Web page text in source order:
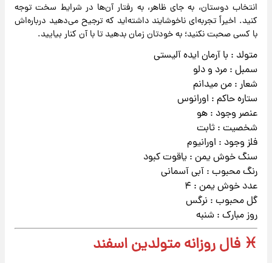
انتخاب دوستان، به جای ظاهر، به رفتار آن‌ها در شرایط سخت توجه
کنید. اخیراً تجربه‌ای ناخوشایند داشته‌اید که ترجیح می‌دهید درباره‌اش
با کسی صحبت نکنید؛ به خودتان زمان بدهید تا با آن کنار بیایید.
متولد : با آرمان ایده آلیستی
سمبل : مرد و دلو
شعار : من میدانم
ستاره حاکم : اورانوس
عنصر وجود : هو
شخصیت : ثابت
فلز وجود : اورانیوم
سنگ خوش یمن : یاقوت کبود
رنگ محبوب : آبی آسمانی
عدد خوش یمن : ۴
گل محبوب : نرگس
روز مبارک : شنبه
♓ فال روزانه متولدین اسفند